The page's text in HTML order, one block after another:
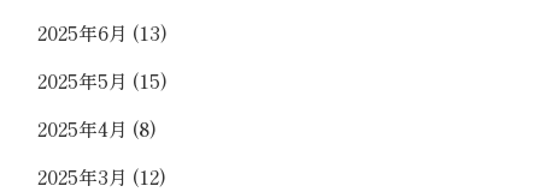
2025年6月 (13)
2025年5月 (15)
2025年4月 (8)
2025年3月 (12)